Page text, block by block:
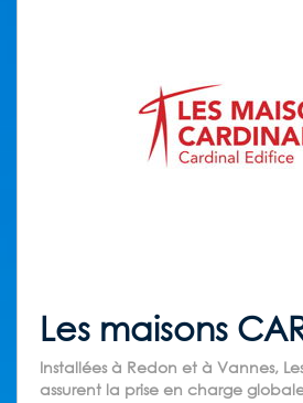
Les maisons
Installées à Redon et à Vannes,
assurent la prise en charge